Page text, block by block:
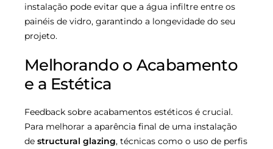
instalação pode evitar que a água infiltre entre os
painéis de vidro, garantindo a longevidade do seu
projeto.
Melhorando o Acabamento
e a Estética
Feedback sobre acabamentos estéticos é crucial.
Para melhorar a aparência final de uma instalação
de structural glazing, técnicas como o uso de perfis